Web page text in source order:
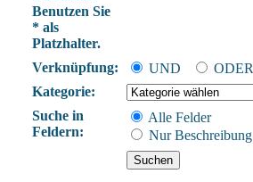
Benutzen Sie
* als
Platzhalter.
Verknüpfung:
UND
ODER
Kategorie:
Suche in
Feldern:
Alle Felder
Nur Beschreibung